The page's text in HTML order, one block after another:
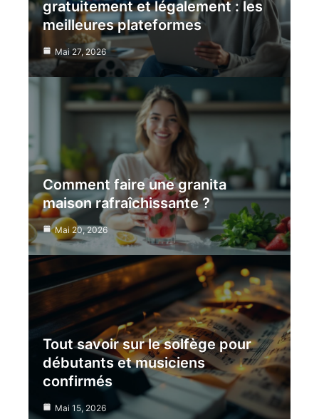
gratuitement et légalement : les
meilleures plateformes
Mai 27, 2026
Comment faire une granita
maison rafraîchissante ?
Mai 20, 2026
Tout savoir sur le solfège pour
débutants et musiciens
confirmés
Mai 15, 2026